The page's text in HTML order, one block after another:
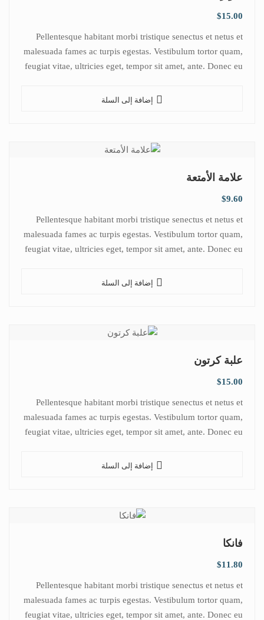
$15.00
Pellentesque habitant morbi tristique senectus et netus et
malesuada fames ac turpis egestas. Vestibulum tortor quam,
feugiat vitae, ultricies eget, tempor sit amet, ante. Donec eu
إضافة إلى السلة
علامة الأمتعة
$9.60
Pellentesque habitant morbi tristique senectus et netus et
malesuada fames ac turpis egestas. Vestibulum tortor quam,
feugiat vitae, ultricies eget, tempor sit amet, ante. Donec eu
إضافة إلى السلة
علبة كرتون
$15.00
Pellentesque habitant morbi tristique senectus et netus et
malesuada fames ac turpis egestas. Vestibulum tortor quam,
feugiat vitae, ultricies eget, tempor sit amet, ante. Donec eu
إضافة إلى السلة
فانكا
$11.80
Pellentesque habitant morbi tristique senectus et netus et
malesuada fames ac turpis egestas. Vestibulum tortor quam,
feugiat vitae, ultricies eget, tempor sit amet, ante. Donec eu